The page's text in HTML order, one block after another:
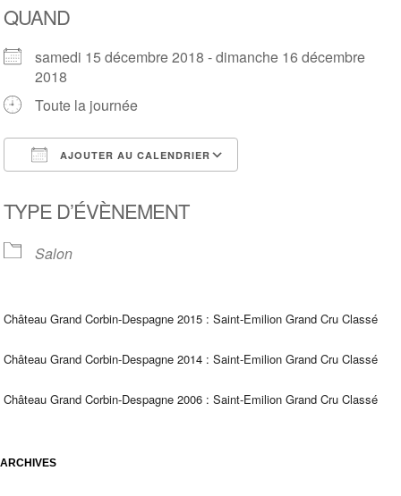
QUAND
samedi 15 décembre 2018 - dimanche 16 décembre
2018
Toute la journée
AJOUTER AU CALENDRIER
TYPE D’ÉVÈNEMENT
Salon
Château Grand Corbin-Despagne 2015 : Saint-Emilion Grand Cru Classé
Château Grand Corbin-Despagne 2014 : Saint-Emilion Grand Cru Classé
Château Grand Corbin-Despagne 2006 : Saint-Emilion Grand Cru Classé
ARCHIVES